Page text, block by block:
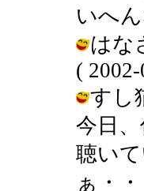
いへ
はな
(
すし
今日
聴い
ぁ・